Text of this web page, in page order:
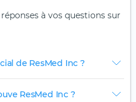
à vos questions sur
de ResMed Inc ?
ResMed Inc ?